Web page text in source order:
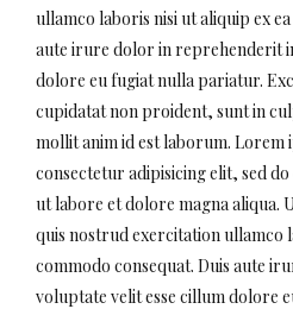
ullamco laboris nisi ut aliquip ex
aute irure dolor in reprehenderit
dolore eu fugiat nulla pariatur.
cupidatat non proident, sunt in
mollit anim id est laborum. Lorem
consectetur adipisicing elit, sed
ut labore et dolore magna aliqua.
quis nostrud exercitation ullamco
commodo consequat. Duis aute
voluptate velit esse cillum dolore